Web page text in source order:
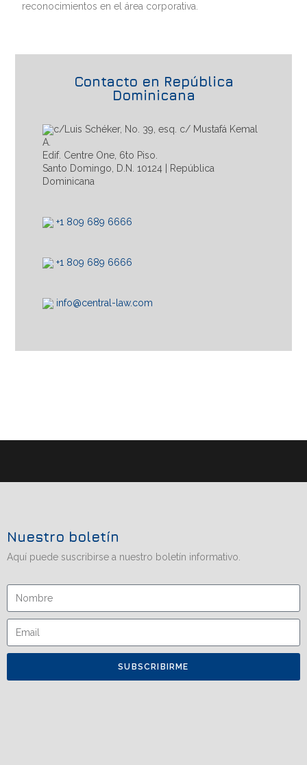
reconocimientos en el área corporativa.
Contacto en República
Dominicana
c/Luis Schéker, No. 39, esq. c/ Mustafá Kemal
A.
Edif. Centre One, 6to Piso.
Santo Domingo, D.N. 10124 | República
Dominicana
+1 809 689 6666
+1 809 689 6666
info@central-law.com
Nuestro boletín
Aquí puede suscribirse a nuestro boletín informativo.
SUBSCRIBIRME